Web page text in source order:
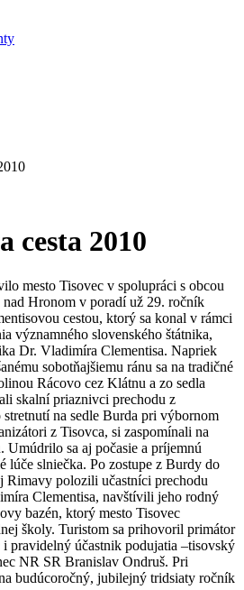
cesta 2010
mesto Tisovec v spolupráci s obcou
nad Hronom v poradí už 29. ročník
cestou, ktorý sa konal v rámci
významného slovenského štátnika,
Dr. Vladimíra Clementisa. Napriek
sobotňajšiemu ránu sa na tradičné
Rácovo cez Klátnu a zo sedla
skalní priaznivci prechodu z
na sedle Burda pri výbornom
z Tisovca, si zaspomínali na
sa aj počasie a príjemnú
lúče slniečka. Po zostupe z Burdy do
Rimavy polozili učastníci prechodu
Clementisa, navštívili jeho rodný
bazén, ktorý mesto Tisovec
školy. Turistom sa prihovoril primátor
i pravidelný účastnik podujatia –tisovský
NR SR Branislav Ondruš. Pri
budúcoročný, jubilejný tridsiaty ročník